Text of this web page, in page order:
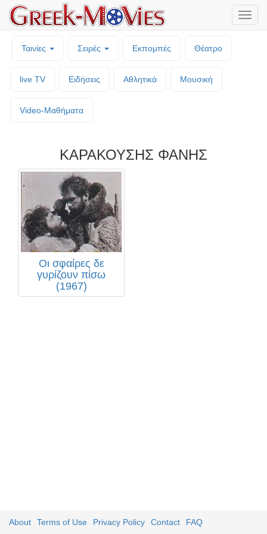
Ταινίες Σειρές Εκπομπές Θέατρο
live TV Ειδήσεις Αθλητικά Μουσική
Video-Mαθήματα
ΚΑΡΑΚΟΥΣΗΣ ΦΑΝΗΣ
Οι σφαίρες δε
γυρίζουν πίσω
(1967)
About Terms of Use Privacy Policy Contact FAQ